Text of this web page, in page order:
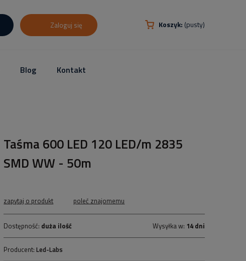
Koszyk: (pusty)
Zaloguj się
Blog Kontakt
Taśma 600 LED 120 LED/m 2835
SMD WW - 50m
zapytaj o produkt poleć znajomemu
Dostępność: duża ilość Wysyłka w: 14 dni
Producent:Led-Labs